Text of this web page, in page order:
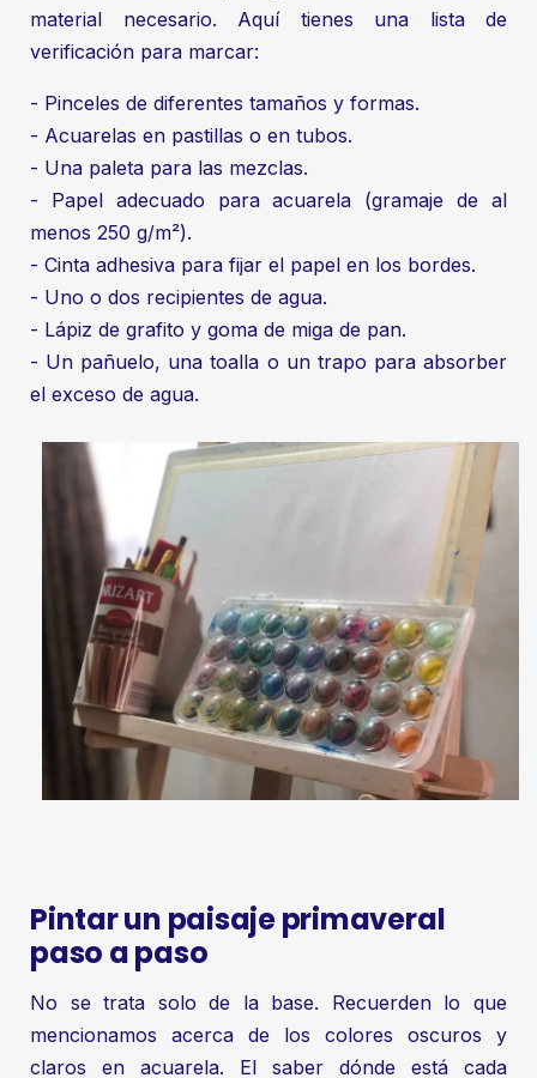
material necesario. Aquí tienes una lista de
verificación para marcar:
- Pinceles de diferentes tamaños y formas.
- Acuarelas en pastillas o en tubos.
- Una paleta para las mezclas.
- Papel adecuado para acuarela (gramaje de al
menos 250 g/m²).
- Cinta adhesiva para fijar el papel en los bordes.
- Uno o dos recipientes de agua.
- Lápiz de grafito y goma de miga de pan.
- Un pañuelo, una toalla o un trapo para absorber
el exceso de agua.
Pintar un paisaje primaveral
paso a paso
No se trata solo de la base. Recuerden lo que
mencionamos acerca de los colores oscuros y
claros en acuarela. El saber dónde está cada